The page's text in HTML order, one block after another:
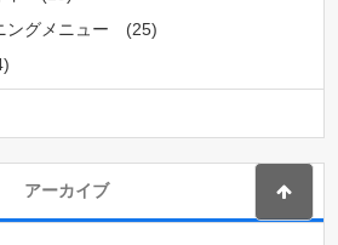
ングメニュー
(25)
アーカイブ